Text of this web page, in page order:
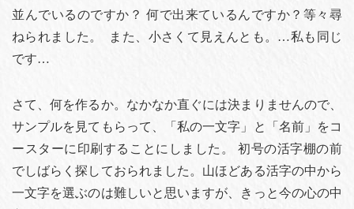
並んでいるのですか？ 何で出来ているんですか？等々尋
ねられました。 また、小さくて見えんとも。…私も同じ
です…
さて、何を作るか。なかなか直ぐには決まりませんので、
サンプルを見てもらって、「私の一文字」と「名前」をコ
ースターに印刷することにしました。 初号の活字棚の前
でしばらく探しておられました。山ほどある活字の中から
一文字を選ぶのは難しいと思いますが、きっと今の心の中